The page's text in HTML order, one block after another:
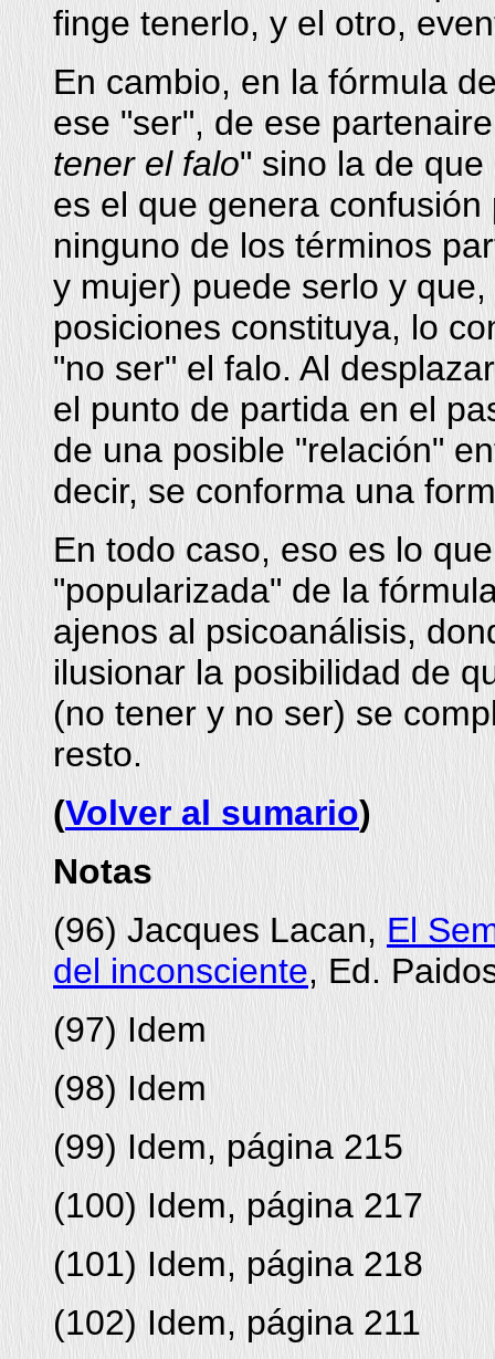
finge tenerlo, y el otro,
En cambio, en la fórmula
ese "ser", de ese
tener el falo" sino la de que
es el que genera
ninguno de los términos
y mujer) puede serlo y
posiciones constituya, lo
"no ser" el falo. Al
el punto de partida en el
de una posible "relación"
decir, se conforma una
En todo caso, eso es lo
"popularizada" de la
ajenos al psicoanálisis,
ilusionar la posibilidad de
(no tener y no ser) se
resto.
(Volver al sumario)
Notas
(96) Jacques Lacan, El
del inconsciente, Ed.
(97) Idem
(98) Idem
(99) Idem, página 215
(100) Idem, página 217
(101) Idem, página 218
(102) Idem, página 211